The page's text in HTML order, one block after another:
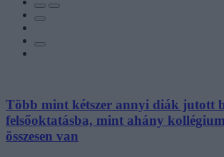
Több mint kétszer annyi diák jutott
felsőoktatásba, mint ahány
összesen van